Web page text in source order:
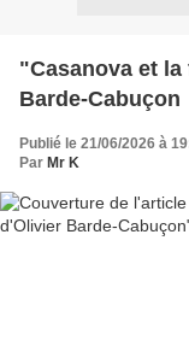
"Casanova et
Barde-Cabuçon
Publié le 21/06/2026 à
Par Mr K